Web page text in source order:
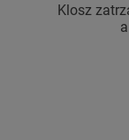
Klosz